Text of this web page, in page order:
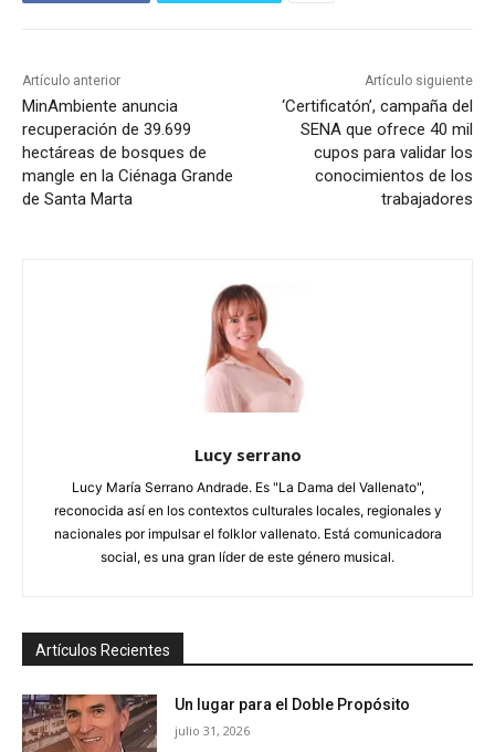
Artículo anterior
MinAmbiente anuncia
recuperación de 39.699
hectáreas de bosques de
mangle en la Ciénaga Grande
de Santa Marta
Artículo siguiente
‘Certificatón’, campaña del
SENA que ofrece 40 mil
cupos para validar los
conocimientos de los
trabajadores
Lucy serrano
Lucy María Serrano Andrade. Es "La Dama del Vallenato",
reconocida así en los contextos culturales locales, regionales y
nacionales por impulsar el folklor vallenato. Está comunicadora
social, es una gran líder de este género musical.
Artículos Recientes
Un lugar para el Doble Propósito
julio 31, 2026